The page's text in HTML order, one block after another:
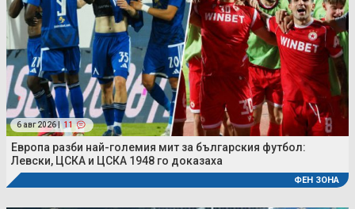
6 авг 2026 | 11
Европа разби най-големия мит за българския футбол:
Левски, ЦСКА и ЦСКА 1948 го доказаха
ФЕН ЗОНА